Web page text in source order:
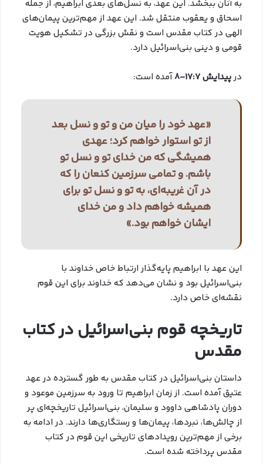
به آنان ببخشد. این عهد، به نسل‌های بعدی ابراهیم، از جمله
اسحاق و یعقوب منتقل شد. این عهد از مهم‌ترین پیمان‌های
الهی در کتاب مقدس است و نقش بزرگی در تشکیل هویت
قومی و دینی بنی‌اسرائیل دارد.
درپیدایش 17:7-8 آمده است:
«عهد خود را میان من و تو و نسل بعد
از تو استوار خواهم کرد؛ عهدی
همیشگی که من خدای تو و نسل تو
باشم. و تمامی سرزمین کنعان را که
در آن غریبه‌ای، به تو و نسل تو برای
همیشه خواهم داد و من خدای
ایشان خواهم بود.»
این عهد با ابراهیم پایه‌گذار ارتباط خاص خداوند با
بنی‌اسرائیل بود و نشان می‌دهد که خداوند برای این قوم
نقشه‌ای خاص دارد.
تاریخچه قوم بنی‌اسرائیل در کتاب
مقدس
داستان بنی‌اسرائیل در کتاب مقدس به طور گسترده در عهد
عتیق آمده است. از زمان ابراهیم تا ورود به سرزمین موعود و
دوران پادشاهی داوود و سلیمان، بنی‌اسرائیل تاریخچه‌ای پر
از چالش‌ها، نبردها، پیمان‌ها و رستگاری‌ها دارند. در ادامه به
برخی از مهم‌ترین رویدادهای تاریخی این قوم در کتاب
مقدس پرداخته شده است.